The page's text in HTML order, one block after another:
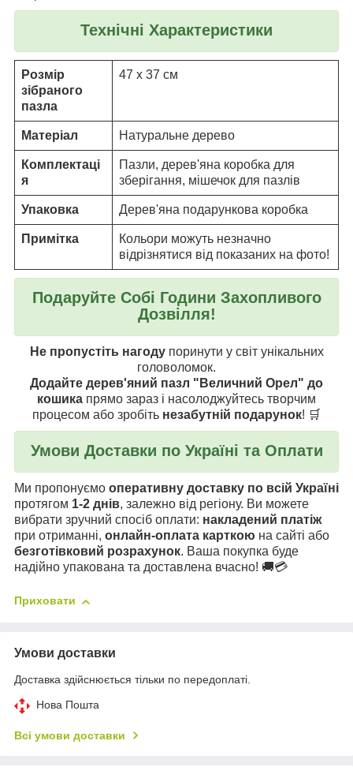
Технічні Характеристики
Розмір
зібраного
пазла
47 x 37 см
Матеріал Натуральне дерево
Комплектаці
я
Пазли, дерев'яна коробка для
зберігання, мішечок для пазлів
Упаковка Дерев'яна подарункова коробка
Примітка
Кольори можуть незначно
відрізнятися від показаних на фото!
Подаруйте Собі Години Захопливого
Дозвілля!
Не пропустіть нагодупоринути у світ унікальних
головоломок.
Додайте дерев'яний пазл "Величний Орел" до
кошика прямо зараз і насолоджуйтесь творчим
процесом або зробіть незабутній подарунок! 🛒
Умови Доставки по Україні та Оплати
Ми пропонуємо оперативну доставку по всій Україні
протягом 1-2 днів, залежно від регіону. Ви можете
вибрати зручний спосіб оплати: накладений платіж
при отриманні, онлайн-оплата карткою на сайті або
безготівковий розрахунок. Ваша покупка буде
надійно упакована та доставлена вчасно! 🚚💳
Приховати
Умови доставки
Доставка здійснюється тільки по передоплаті.
Нова Пошта
Всі умови доставки